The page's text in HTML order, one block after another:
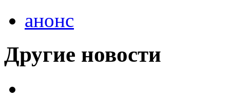
анонс
Другие новости